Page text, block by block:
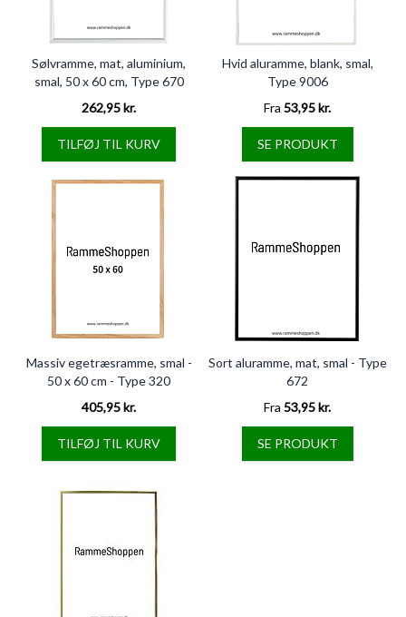
Sølvramme, mat, aluminium,
smal, 50 x 60 cm, Type 670
262,95 kr.
TILFØJ TIL KURV
Hvid aluramme, blank, smal,
Type 9006
Fra 53,95 kr.
SE PRODUKT
Massiv egetræsramme, smal -
50 x 60 cm - Type 320
405,95 kr.
TILFØJ TIL KURV
Sort aluramme, mat, smal - Type
672
Fra 53,95 kr.
SE PRODUKT